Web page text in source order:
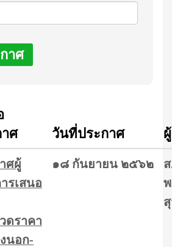
าศ
ศ
วันที่ประกาศ
ศผู้
รเสนอ
ดราคา
นอก-
๑๘ กันยายน ๒๕๖๒